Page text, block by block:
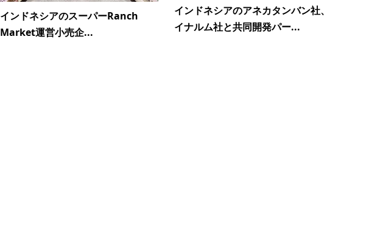
インドネシアのスーパーRanch
Market運営小売企...
インドネシアのアネカタンバン社、
イナルム社と共同開発パー...